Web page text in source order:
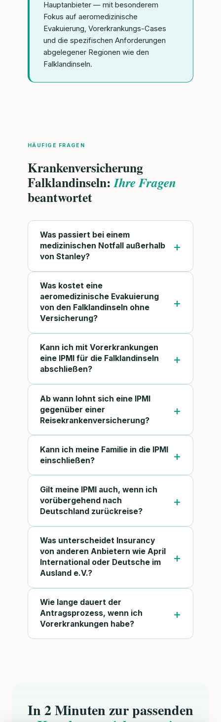
Hauptanbieter — mit besonderem
Fokus auf aeromedizinische
Evakuierung, Vorerkrankungs-Cases
und die spezifischen Anforderungen
abgelegener Regionen wie den
Falklandinseln.
HÄUFIGE FRAGEN
Krankenversicherung
Falklandinseln:Ihre Fragen
beantwortet
Was passiert bei einem
medizinischen Notfall außerhalb
von Stanley?
Was kostet eine
aeromedizinische Evakuierung
von den Falklandinseln ohne
Versicherung?
Kann ich mit Vorerkrankungen
eine IPMI für die Falklandinseln
abschließen?
Ab wann lohnt sich eine IPMI
gegenüber einer
Reisekrankenversicherung?
Kann ich meine Familie in die IPMI
einschließen?
Gilt meine IPMI auch, wenn ich
vorübergehend nach
Deutschland zurückreise?
Was unterscheidet Insurancy
von anderen Anbietern wie April
International oder Deutsche im
Ausland e.V.?
Wie lange dauert der
Antragsprozess, wenn ich
Vorerkrankungen habe?
In 2 Minuten zur passenden